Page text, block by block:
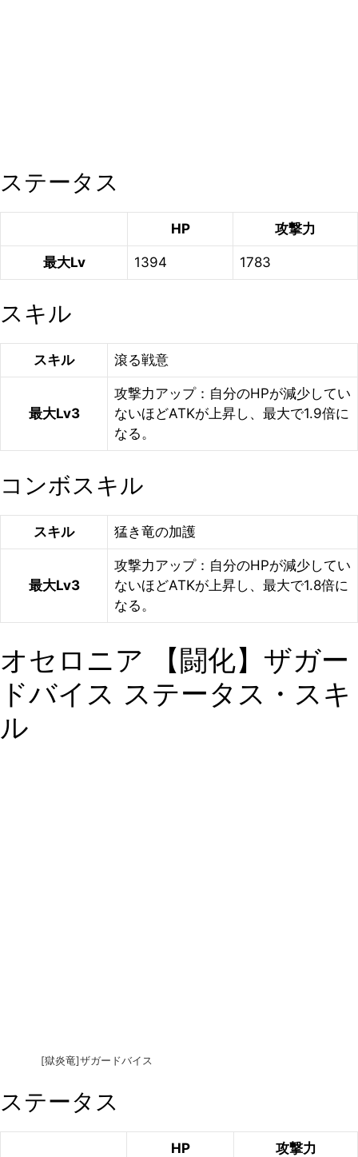
ステータス
HP 攻撃力
最大Lv 1394 1783
スキル
スキル 滾る戦意
最大Lv3
攻撃力アップ：自分のHPが減少してい
ないほどATKが上昇し、最大で1.9倍に
なる。
コンボスキル
スキル 猛き竜の加護
最大Lv3
攻撃力アップ：自分のHPが減少してい
ないほどATKが上昇し、最大で1.8倍に
なる。
オセロニア 【闘化】ザガー
ドバイス ステータス・スキ
ル
[獄炎竜]ザガードバイス
ステータス
HP 攻撃力